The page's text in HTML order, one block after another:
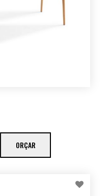
ORÇAR